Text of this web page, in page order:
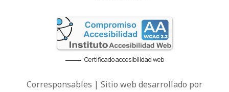
Certificado accesibilidad web
Corresponsables | Sitio web desarrollado por